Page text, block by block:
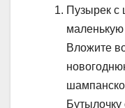
Пузырек с
маленькую
Вложите
Бутылочку